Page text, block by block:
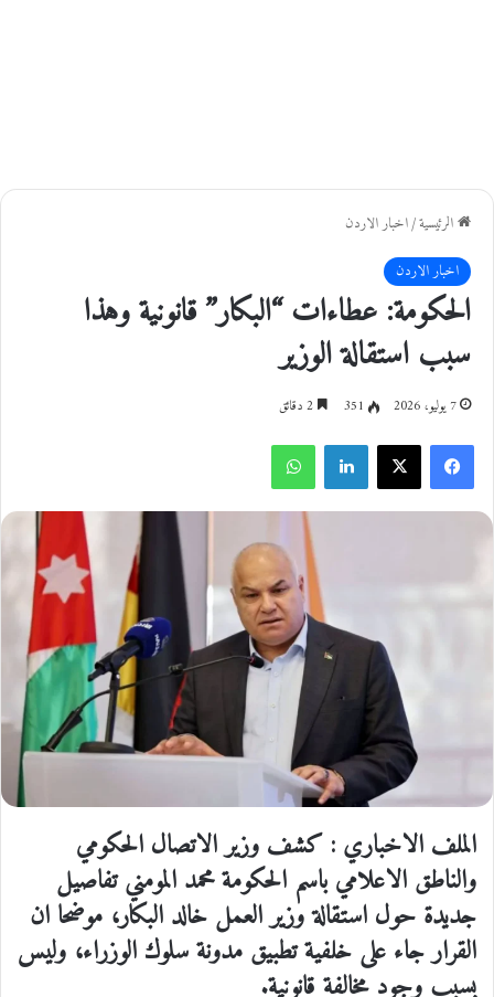
الرئيسية/اخبار الاردن
اخبار الاردن
الحكومة: عطاءات “البكار” قانونية وهذا
سبب استقالة الوزير
7 يوليو، 2026 351
فيسبوك
الملف الاخباري : كشف وزير الاتصال الحكومي
والناطق الاعلامي باسم الحكومة محمد المومني تفاصيل
جديدة حول استقالة وزير العمل خالد البكار، موضحا ان
القرار جاء على خلفية تطبيق مدونة سلوك الوزراء، وليس